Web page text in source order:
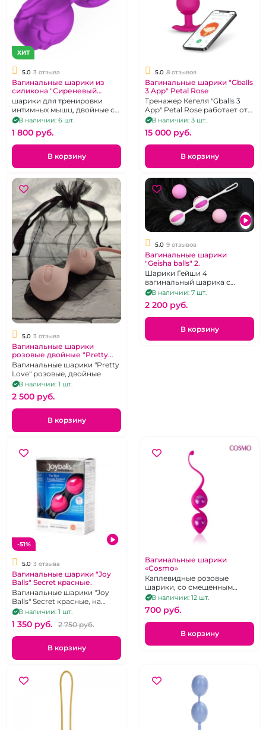
ХИТ
5.0 3 отзыва
Вагинальные шарики из
силикона "Сиреневый
Цветок" двойные
шарики для тренировки
интимных мышц, двойные со
смещенным центром
В наличии: 6 шт.
1 800 pуб.
В корзину
5.0 8 отзывов
Вагинальные шарики "Gballs
3 App" Petal Rose
Тренажер Кегеля "Gballs 3
App" Petal Rose работает от
приложения Magic Kegel
В наличии: 3 шт.
15 000 pуб.
В корзину
5.0 3 отзыва
Вагинальные шарики
розовые двойные "Pretty
Love"
Вагинальные шарики "Pretty
Love" розовые, двойные
В наличии: 1 шт.
2 500 pуб.
В корзину
5.0 9 отзывов
Вагинальные шарики
"Geisha balls" 2.
Шарики Гейши 4
вагинальный шарика с
силиконовой сцепкой.
В наличии: 7 шт.
2 200 pуб.
В корзину
-51%
5.0 3 отзыва
Вагинальные шарики "Joy
Balls" Secret красные.
Вагинальные шарики "Joy
Balls" Secret красные, на
сцепке, двойные.
В наличии: 1 шт.
1 350 pуб. 2 750 pуб.
В корзину
Вагинальные шарики
«Cosmo»
Каплевидные розовые
шарики, со смещенным
центром тяжести
В наличии: 12 шт.
700 pуб.
В корзину